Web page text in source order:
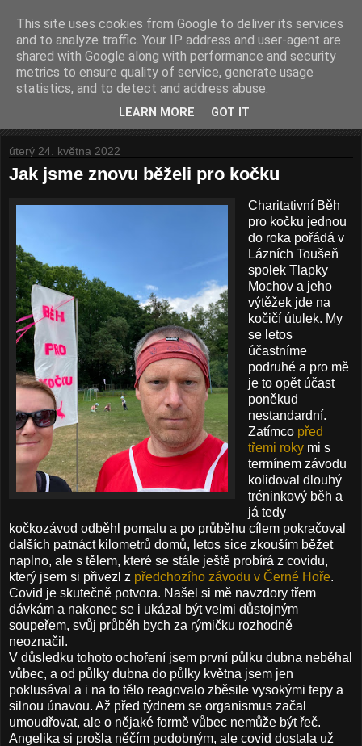
Prostě běhám
O mém běhání. Pomalém, ale nadšeném.
úterý 24. května 2022
Jak jsme znovu běželi pro kočku
Charitativní Běh
pro kočku jednou
do roka pořádá v
Lázních Toušeň
spolek Tlapky
Mochov a jeho
výtěžek jde na
kočičí útulek. My
se letos
účastníme
podruhé a pro mě
je to opět účast
poněkud
nestandardní.
Zatímco před
třemi rokymi s
termínem závodu
kolidoval dlouhý
tréninkový běh a
já tedy
kočkozávod odběhl pomalu a po průběhu cílem pokračoval
dalších patnáct kilometrů domů, letos sice zkouším běžet
naplno, ale s tělem, které se stále ještě probírá z covidu,
který jsem si přivezl z předchozího závodu v Černé Hoře.
Covid je skutečně potvora. Našel si mě navzdory třem
dávkám a nakonec se i ukázal být velmi důstojným
soupeřem, svůj průběh bych za rýmičku rozhodně
neoznačil.
V důsledku tohoto ochoření jsem první půlku dubna neběhal
vůbec, a od půlky dubna do půlky května jsem jen
poklusával a i na to tělo reagovalo zběsile vysokými tepy a
silnou únavou. Až před týdnem se organismus začal
umoudřovat, ale o nějaké formě vůbec nemůže být řeč.
Angelika si prošla něčím podobným, ale covid dostala už
This site uses cookies from Google to deliver its services
and to analyze traffic. Your IP address and user-agent are
shared with Google along with performance and security
metrics to ensure quality of service, generate usage
statistics, and to detect and address abuse.
LEARN MORE GOT IT